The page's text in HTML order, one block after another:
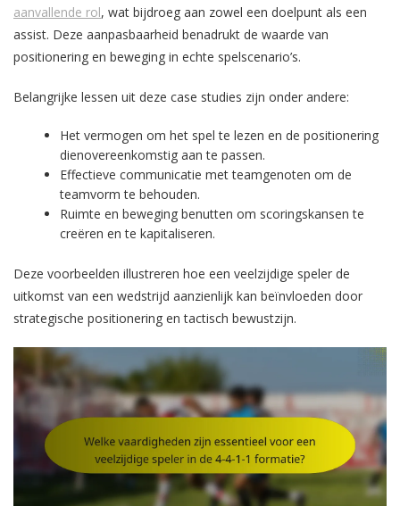
aanvallende rol, wat bijdroeg aan zowel een doelpunt als een
assist. Deze aanpasbaarheid benadrukt de waarde van
positionering en beweging in echte spelscenario’s.
Belangrijke lessen uit deze case studies zijn onder andere:
Het vermogen om het spel te lezen en de positionering
dienovereenkomstig aan te passen.
Effectieve communicatie met teamgenoten om de
teamvorm te behouden.
Ruimte en beweging benutten om scoringskansen te
creëren en te kapitaliseren.
Deze voorbeelden illustreren hoe een veelzijdige speler de
uitkomst van een wedstrijd aanzienlijk kan beïnvloeden door
strategische positionering en tactisch bewustzijn.